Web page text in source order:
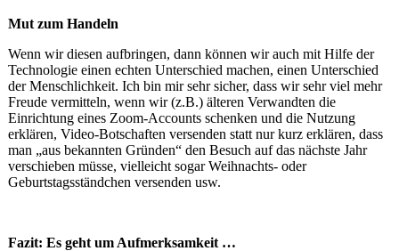
Mut zum Handeln
Wenn wir diesen aufbringen, dann können wir auch mit Hilfe der
Technologie einen echten Unterschied machen, einen Unterschied
der Menschlichkeit. Ich bin mir sehr sicher, dass wir sehr viel mehr
Freude vermitteln, wenn wir (z.B.) älteren Verwandten die
Einrichtung eines Zoom-Accounts schenken und die Nutzung
erklären, Video-Botschaften versenden statt nur kurz erklären, dass
man „aus bekannten Gründen“ den Besuch auf das nächste Jahr
verschieben müsse, vielleicht sogar Weihnachts- oder
Geburtstagsständchen versenden usw.
Fazit: Es geht um Aufmerksamkeit …